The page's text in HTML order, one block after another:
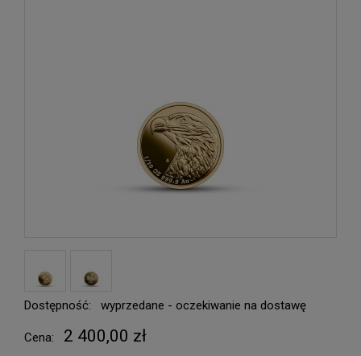
Dostępność: wyprzedane - oczekiwanie na dostawę
Cena: 2 400,00 zł